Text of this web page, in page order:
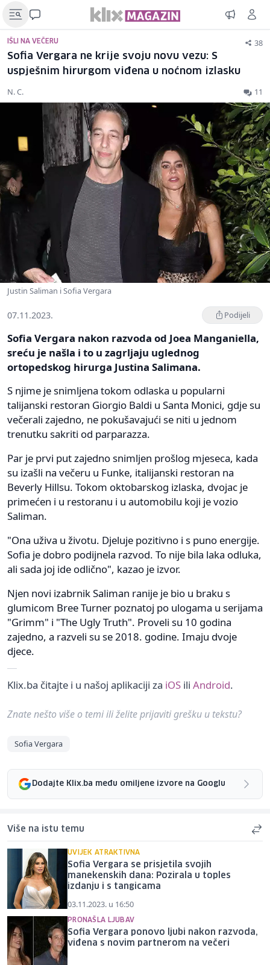
IŠLI NA VEČERU 38
Sofia Vergara ne krije svoju novu vezu: S
uspješnim hirurgom viđena u noćnom izlasku
N. C. 11
Justin Saliman i Sofia Vergara
07.11.2023. Podijeli
Sofia Vergara nakon razvoda od Joea Manganiella,
sreću je našla i to u zagrljaju uglednog
ortopedskog hirurga Justina Salimana.
S njime je snimljena tokom odlaska u popularni
talijanski restoran Giorgio Baldi u Santa Monici, gdje su
večerali zajedno, ne pokušavajući se niti u jednom
trenutku sakriti od parparazza.
Par je prvi put zajedno snimljen prošlog mjeseca, kada
su izašli na večeru u Funke, italijanski restoran na
Beverly Hillsu. Tokom oktobarskog izlaska, dvojac je
primećen i u restoranu i u automobilu koji je vozio
Saliman.
"Ona uživa u životu. Djeluje pozitivno i s puno energije.
Sofia je dobro podijnela razvod. To nije bila laka odluka,
ali sada joj ide odlično", kazao je izvor.
Njen novi izabrnik Saliman ranije je bio u braku s
glumicom Bree Turner poznatoj po ulogama u serijama
"Grimm" i "The Ugly Truth". Proveli su 10 godina
zajedno, a razveli su se 2018. godine. Imaju dvoje
djece.
Klix.ba čitajte i u našoj aplikaciji za iOS ili Android.
Znate nešto više o temi ili želite prijaviti grešku u tekstu?
Sofia Vergara
Dodajte Klix.ba među omiljene izvore na Googlu
Više na istu temu
UVIJEK ATRAKTIVNA
Sofia Vergara se prisjetila svojih
manekenskih dana: Pozirala u toples
izdanju i s tangicama
03.11.2023. u 16:50
PRONAŠLA LJUBAV
Sofia Vergara ponovo ljubi nakon razvoda,
viđena s novim partnerom na večeri